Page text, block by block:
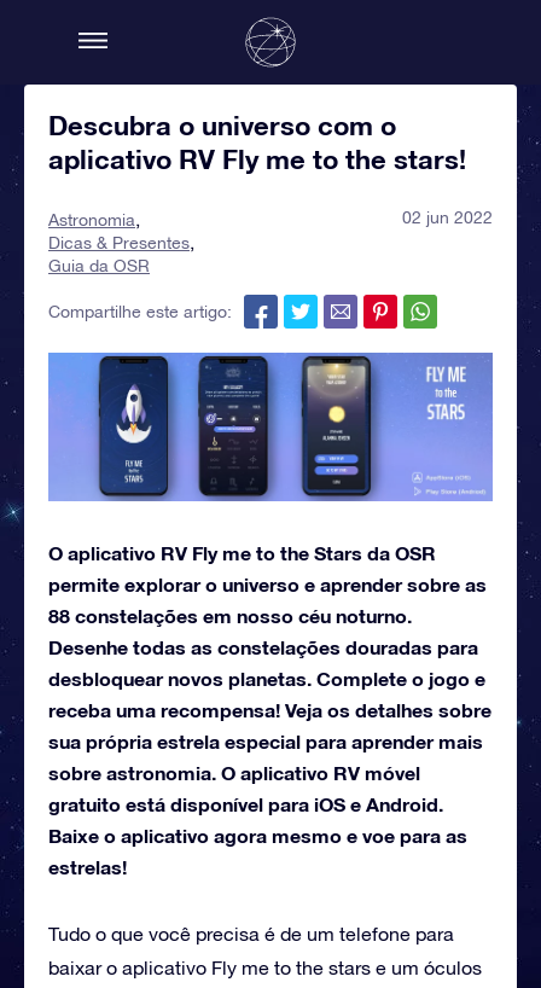
Descubra o universo com o
aplicativo RV Fly me to the stars!
Astronomia
Dicas & Presentes
Guia da OSR
02 jun 2022
Compartilhe este artigo:
O aplicativo RV Fly me to the Stars da OSR
permite explorar o universo e aprender sobre as
88 constelações em nosso céu noturno.
Desenhe todas as constelações douradas para
desbloquear novos planetas. Complete o jogo e
receba uma recompensa! Veja os detalhes sobre
sua própria estrela especial para aprender mais
sobre astronomia. O aplicativo RV móvel
gratuito está disponível para iOS e Android.
Baixe o aplicativo agora mesmo e voe para as
estrelas!
Tudo o que você precisa é de um telefone para
baixar o aplicativo Fly me to the stars e um óculos